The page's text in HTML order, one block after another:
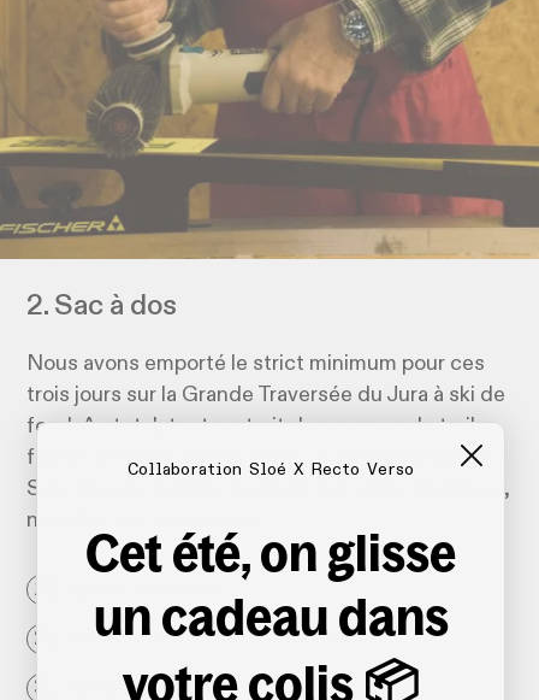
2. Sac à dos
Nous avons emporté le strict minimum pour ces
trois jours sur la Grande Traversée du Jura à ski de
fond. Au total, tout rentrait dans un sac de trail
format 25 litres, ni trop lourd, ni trop encombrant.
Si la liste du matériel à prévoir est assez classique,
n'oubliez pas le minimum :
lunettes de soleil, crème solaire
lampe frontale
Collaboration Sloé X Recto Verso
Cet été, on glisse
un cadeau dans
votre colis 📦